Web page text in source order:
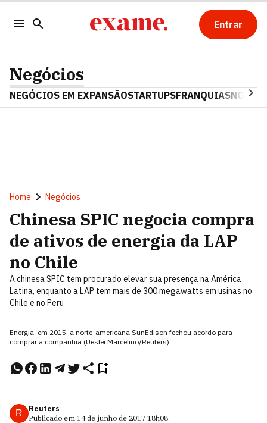
Entrar
Negócios
NEGÓCIOS EM EXPANSÃOSTARTUPSFRANQUIAS
Home Negócios
Chinesa SPIC negocia compra
de ativos de energia da LAP
no Chile
A chinesa SPIC tem procurado elevar sua presença na América
Latina, enquanto a LAP tem mais de 300 megawatts em usinas no
Chile e no Peru
Energia: em 2015, a norte-americana SunEdison fechou acordo para
comprar a companhia (Ueslei Marcelino/Reuters)
R
Reuters
Publicado em 14 de junho de 2017 18h08.